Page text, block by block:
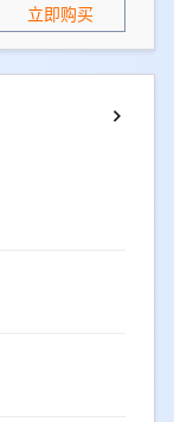
立即购买